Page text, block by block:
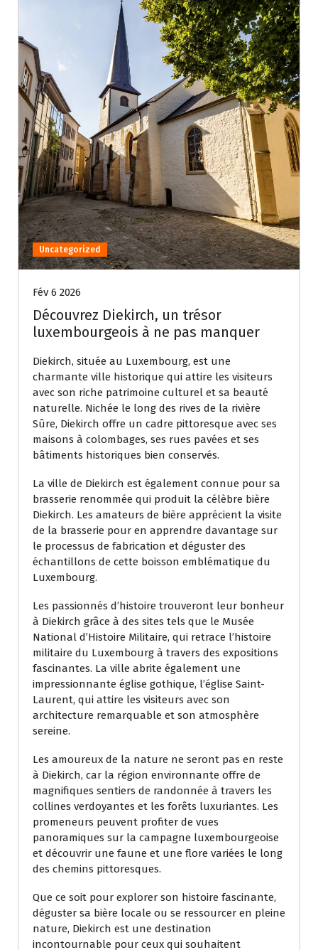
Uncategorized
Fév 6 2026
Découvrez Diekirch, un trésor
luxembourgeois à ne pas manquer
Diekirch, située au Luxembourg, est une
charmante ville historique qui attire les visiteurs
avec son riche patrimoine culturel et sa beauté
naturelle. Nichée le long des rives de la rivière
Sûre, Diekirch offre un cadre pittoresque avec ses
maisons à colombages, ses rues pavées et ses
bâtiments historiques bien conservés.
La ville de Diekirch est également connue pour sa
brasserie renommée qui produit la célèbre bière
Diekirch. Les amateurs de bière apprécient la visite
de la brasserie pour en apprendre davantage sur
le processus de fabrication et déguster des
échantillons de cette boisson emblématique du
Luxembourg.
Les passionnés d’histoire trouveront leur bonheur
à Diekirch grâce à des sites tels que le Musée
National d’Histoire Militaire, qui retrace l’histoire
militaire du Luxembourg à travers des expositions
fascinantes. La ville abrite également une
impressionnante église gothique, l’église Saint-
Laurent, qui attire les visiteurs avec son
architecture remarquable et son atmosphère
sereine.
Les amoureux de la nature ne seront pas en reste
à Diekirch, car la région environnante offre de
magnifiques sentiers de randonnée à travers les
collines verdoyantes et les forêts luxuriantes. Les
promeneurs peuvent profiter de vues
panoramiques sur la campagne luxembourgeoise
et découvrir une faune et une flore variées le long
des chemins pittoresques.
Que ce soit pour explorer son histoire fascinante,
déguster sa bière locale ou se ressourcer en pleine
nature, Diekirch est une destination
incontournable pour ceux qui souhaitent